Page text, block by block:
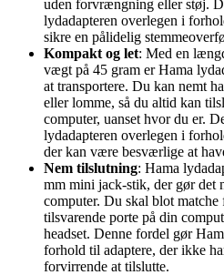
uden forvrængning eller støj.
lydadapteren overlegen i
sikre en pålidelig
Kompakt og let: Med en
vægt på 45 gram er Hama
at transportere. Du kan nemt
eller lomme, så du altid kan
computer, uanset hvor du er.
lydadapteren overlegen i
der kan være besværlige at
Nem tilslutning: Hama
mm mini jack-stik, der gør det
computer. Du skal blot matche
tilsvarende porte på din
headset. Denne fordel gør
forhold til adaptere, der ikke
forvirrende at tilslutte.